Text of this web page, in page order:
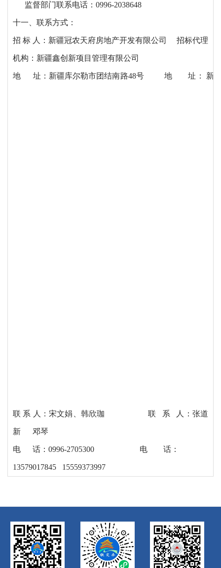
监督部门联系电话：0996-2038648
十一、联系方式：
招 标 人：新疆冠农天府房地产开发有限公司 招标代理
机构：新疆鑫创新项目管理有限公司
地 址：新疆库尔勒市团结南路48号 地 址： 新疆
联 系 人：宋文娟、韩欣珈 联 系 人：张道
新 邓琴
电 话： 0996-2705300 电 话：
13579017845 15559373997